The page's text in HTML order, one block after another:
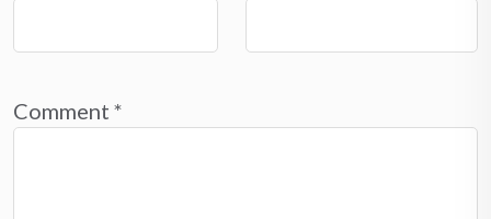
Comment *